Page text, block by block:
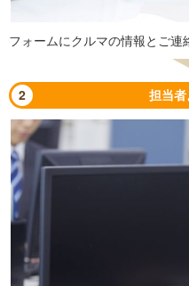
フォームにクルマの情報とご連
2 担当